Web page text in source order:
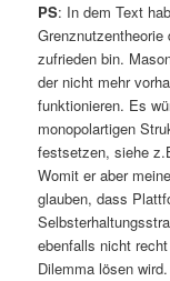
PS: In dem Text
zufrieden bin.
der nicht mehr
funktionieren. Es
monopolartigen
festsetzen, siehe
Womit er aber
glauben, dass
ebenfalls nicht
Dilemma lösen wird.